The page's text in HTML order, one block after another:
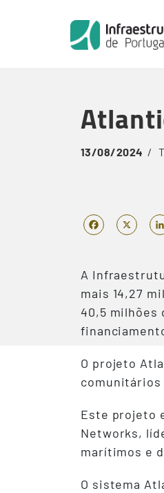
Breadcrumb
Atlantic CAM vê
13/08/2024
X
A
mais 14,27
40,5 milhões
O projeto
comunitários
Este projeto
Networks,
marítimos e
O sistema